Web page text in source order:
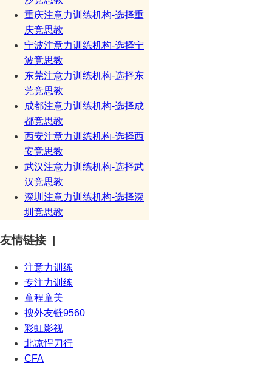
重庆注意力训练机构-选择重
庆竞思教
宁波注意力训练机构-选择宁
波竞思教
东莞注意力训练机构-选择东
莞竞思教
成都注意力训练机构-选择成
都竞思教
西安注意力训练机构-选择西
安竞思教
武汉注意力训练机构-选择武
汉竞思教
深圳注意力训练机构-选择深
圳竞思教
友情链接 |
注意力训练
专注力训练
童程童美
搜外友链9560
彩虹影视
北凉悍刀行
CFA